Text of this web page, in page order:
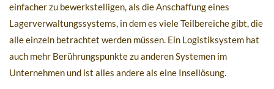
einfacher zu bewerkstelligen, als die Anschaffung eines
Lagerverwaltungssystems, in dem es viele Teilbereiche gibt, die
alle einzeln betrachtet werden müssen. Ein Logistiksystem hat
auch mehr Berührungspunkte zu anderen Systemen im
Unternehmen und ist alles andere als eine Insellösung.